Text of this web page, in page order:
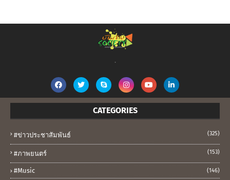
.
CATEGORIES
#ข่าวประชาสัมพันธ์ (325)
#ภาพยนตร์ (153)
#music (146)